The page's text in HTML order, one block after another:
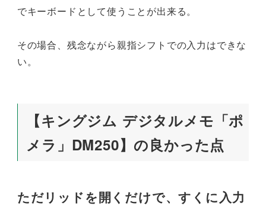
でキーボードとして使うことが出来る。
その場合、残念ながら親指シフトでの入力はできな
い。
【キングジム デジタルメモ「ポ
メラ」DM250】の良かった点
ただリッドを開くだけで、すくに入力